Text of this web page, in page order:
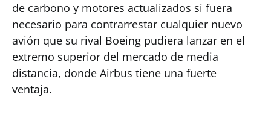
de carbono y motores actualizados si fuera
necesario para contrarrestar cualquier nuevo
avión que su rival Boeing pudiera lanzar en el
extremo superior del mercado de media
distancia, donde Airbus tiene una fuerte
ventaja.